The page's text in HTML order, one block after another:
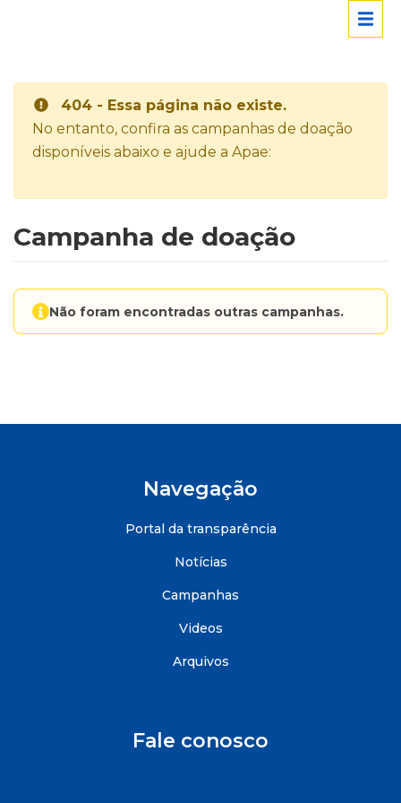
404 - Essa página não existe.
No entanto, confira as campanhas de doação
disponíveis abaixo e ajude a Apae:
Campanha de doação
Não foram encontradas outras campanhas.
Navegação
Portal da transparência
Notícias
Campanhas
Videos
Arquivos
Fale conosco